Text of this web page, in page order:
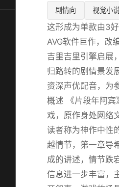
剧情向 视觉小说
这形成为单款由3
AVG软件巨作，改
吉里吉里引擎启展
归路转的剧情景发
资深声优配音，为
概述 《片段年阿
戏，原作身处网络
读者称为神作中性
越情节，第一章导
成的讲述，情节跌
信息进一步丰富，